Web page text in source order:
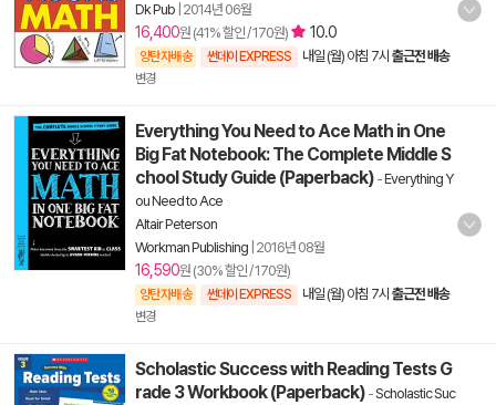
Dk Pub 2014년 06월
16,400원 (41% 할인 / 170원) 10.0
양탄자배송 썬데이 EXPRESS 내일 (월) 아침 7시 출근전 배송
변경
Everything You Need to Ace Math in One
Big Fat Notebook: The Complete Middle S
chool Study Guide (Paperback) -Everything Y
ou Need to Ace
Altair Peterson
Workman Publishing 2016년 08월
16,590원 (30% 할인 / 170원)
양탄자배송 썬데이 EXPRESS 내일 (월) 아침 7시 출근전 배송
변경
Scholastic Success with Reading Tests G
rade 3 Workbook (Paperback) -Scholastic Suc